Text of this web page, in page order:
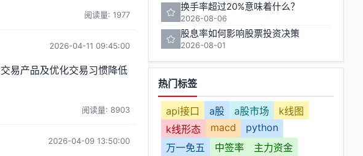
阅读量: 1977
2026-04-11 09:45:00
易产品及优化交易习惯降低
阅读量: 8903
2026-04-09 13:50:00
换手率超过20%意味着什么？
2026-08-06
股息率如何影响股票投资决策
2026-08-01
热门标签
api接口 a股 a股市场
k线图
k线形态
macd
python
万一免五
中签率 主力资金